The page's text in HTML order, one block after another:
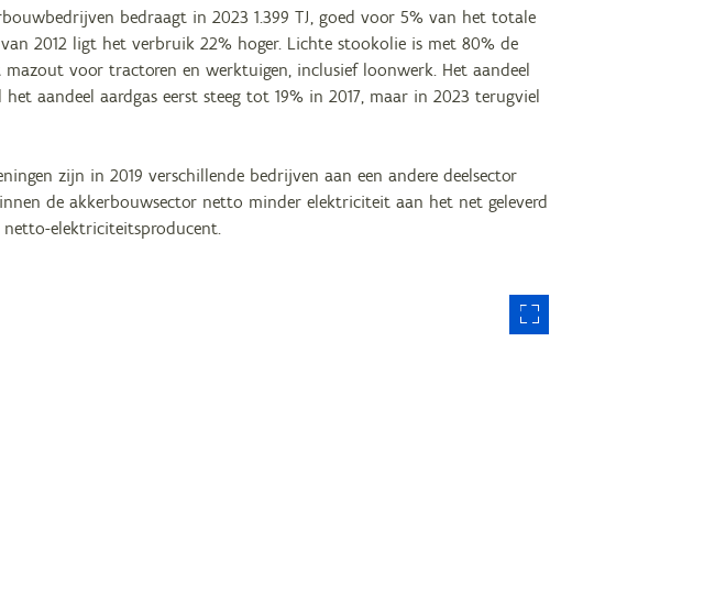
bedraagt in 2023 1.399 TJ, goed voor 5% van het totale
2012 ligt het verbruik 22% hoger. Lichte stookolie is met 80% de
voor tractoren en werktuigen, inclusief loonwerk. Het aandeel
aandeel aardgas eerst steeg tot 19% in 2017, maar in 2023 terugviel
zijn in 2019 verschillende bedrijven aan een andere deelsector
de akkerbouwsector netto minder elektriciteit aan het net geleverd
netto-elektriciteitsproducent.